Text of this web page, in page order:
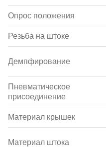
Опрос положения
Резьба на штоке
Демпфирование
Пневматическое
присоединение
Материал крышек
Материал штока